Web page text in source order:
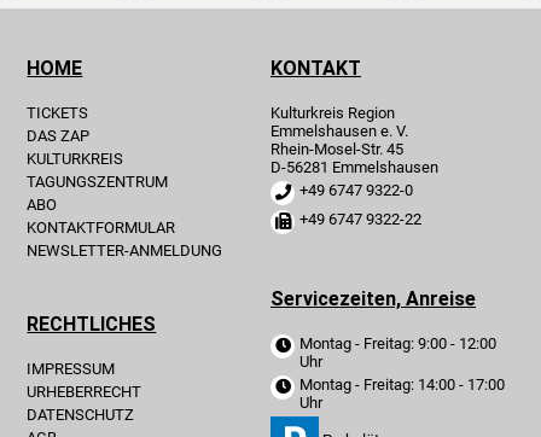
HOME
TICKETS
DAS ZAP
KULTURKREIS
TAGUNGSZENTRUM
ABO
KONTAKTFORMULAR
NEWSLETTER-ANMELDUNG
RECHTLICHES
IMPRESSUM
URHEBERRECHT
DATENSCHUTZ
KONTAKT
Kulturkreis Region
Emmelshausen e. V.
Rhein-Mosel-Str. 45
D-56281 Emmelshausen
+49 6747 9322-0
+49 6747 9322-22
Servicezeiten, Anreise
Montag - Freitag: 9:00 - 12:00
Uhr
Montag - Freitag: 14:00 - 17:00
Uhr